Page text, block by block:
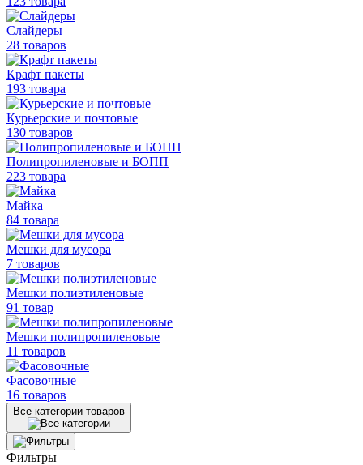
Слайдеры
28 товаров
Крафт пакеты
193 товара
Курьерские и почтовые
130 товаров
Полипропиленовые и БОПП
223 товара
Майка
84 товара
Мешки для мусора
7 товаров
Мешки полиэтиленовые
91 товар
Мешки полипропиленовые
11 товаров
Фасовочные
16 товаров
Все категории товаров
Фильтры